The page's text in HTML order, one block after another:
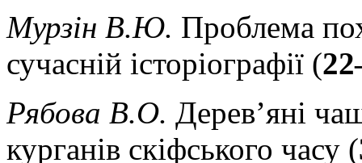
Мурзін В.Ю. Проблема
сучасній історіографії (
Рябова В.О. Дерев’яні
курганів скіфського часу (